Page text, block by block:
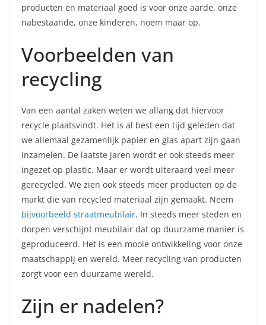
producten en materiaal goed is voor onze aarde, onze
nabestaande, onze kinderen, noem maar op.
Voorbeelden van
recycling
Van een aantal zaken weten we allang dat hiervoor
recycle plaatsvindt. Het is al best een tijd geleden dat
we allemaal gezamenlijk papier en glas apart zijn gaan
inzamelen. De laatste jaren wordt er ook steeds meer
ingezet op plastic. Maar er wordt uiteraard veel meer
gerecycled. We zien ook steeds meer producten op de
markt die van recycled materiaal zijn gemaakt. Neem
bijvoorbeeld straatmeubilair. In steeds meer steden en
dorpen verschijnt meubilair dat op duurzame manier is
geproduceerd. Het is een mooie ontwikkeling voor onze
maatschappij en wereld. Meer recycling van producten
zorgt voor een duurzame wereld.
Zijn er nadelen?